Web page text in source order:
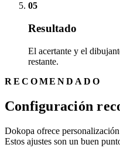
05
Resultado
El acertante y el
restante.
RECOMENDADO
Configuración
Dokopa ofrece
Estos ajustes son un buen